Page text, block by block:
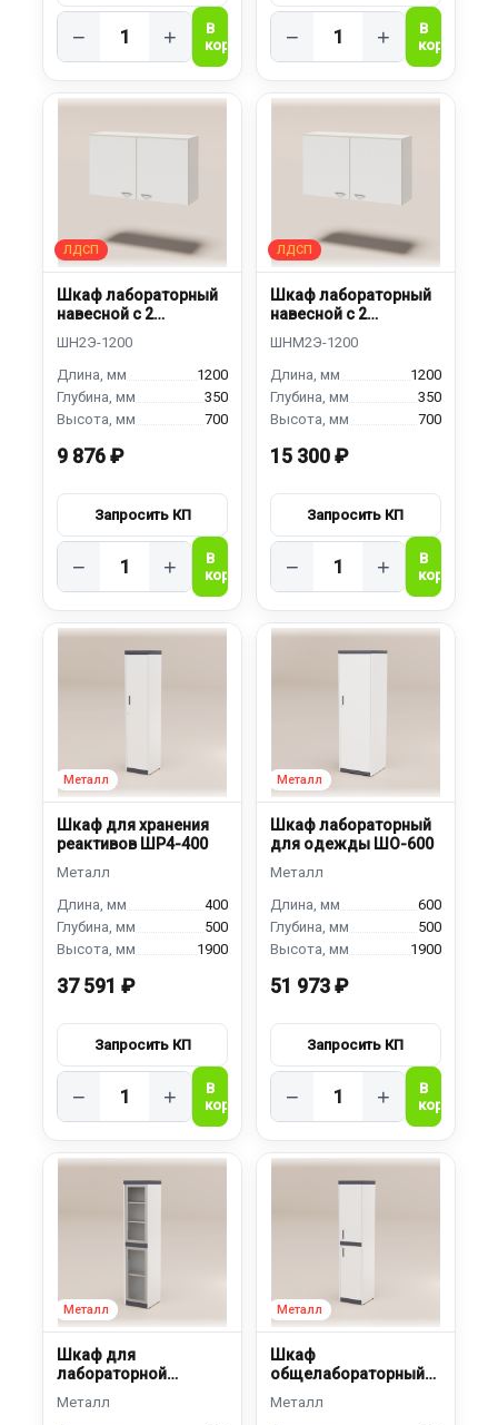
− + − +
Шкаф лабораторный
навесной с 2
1200
350
700
9 876 ₽
− +
Шкаф лабораторный
навесной с 2
металлический
1200
350
700
15 300 ₽
− +
Шкаф для хранения
реактивов ШР4-400
400
500
1900
37 591 ₽
− +
Шкаф лабораторный
для одежды ШО-600
600
500
1900
51 973 ₽
− +
Шкаф для
лабораторной
Шкаф
общелабораторный